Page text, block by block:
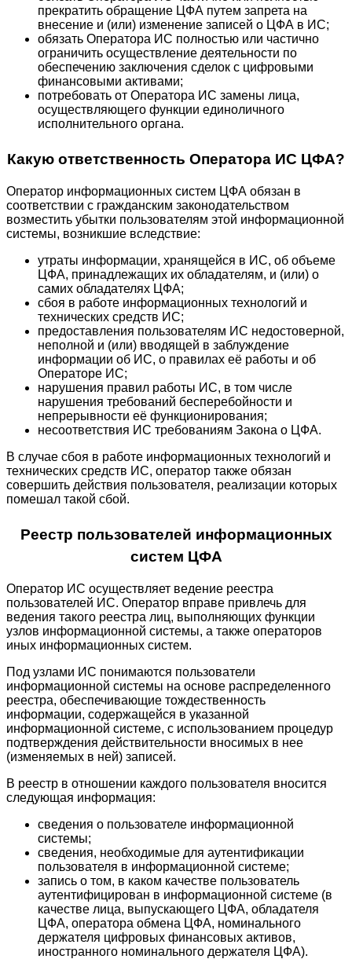
прекратить обращение ЦФА путем запрета на
внесение и (или) изменение записей о ЦФА в ИС;
обязать Оператора ИС полностью или частично
ограничить осуществление деятельности по
обеспечению заключения сделок с цифровыми
финансовыми активами;
потребовать от Оператора ИС замены лица,
осуществляющего функции единоличного
исполнительного органа.
Какую ответственность Оператора ИС ЦФА?
Оператор информационных систем ЦФА обязан в
соответствии с гражданским законодательством
возместить убытки пользователям этой информационной
системы, возникшие вследствие:
утраты информации, хранящейся в ИС, об объеме
ЦФА, принадлежащих их обладателям, и (или) о
самих обладателях ЦФА;
сбоя в работе информационных технологий и
технических средств ИС;
предоставления пользователям ИС недостоверной,
неполной и (или) вводящей в заблуждение
информации об ИС, о правилах её работы и об
Операторе ИС;
нарушения правил работы ИС, в том числе
нарушения требований бесперебойности и
непрерывности её функционирования;
несоответствия ИС требованиям Закона о ЦФА.
В случае сбоя в работе информационных технологий и
технических средств ИС, оператор также обязан
совершить действия пользователя, реализации которых
помешал такой сбой.
Реестр пользователей информационных
систем ЦФА
Оператор ИС осуществляет ведение реестра
пользователей ИС. Оператор вправе привлечь для
ведения такого реестра лиц, выполняющих функции
узлов информационной системы, а также операторов
иных информационных систем.
Под узлами ИС понимаются пользователи
информационной системы на основе распределенного
реестра, обеспечивающие тождественность
информации, содержащейся в указанной
информационной системе, с использованием процедур
подтверждения действительности вносимых в нее
(изменяемых в ней) записей.
В реестр в отношении каждого пользователя вносится
следующая информация:
сведения о пользователе информационной
системы;
сведения, необходимые для аутентификации
пользователя в информационной системе;
запись о том, в каком качестве пользователь
аутентифицирован в информационной системе (в
качестве лица, выпускающего ЦФА, обладателя
ЦФА, оператора обмена ЦФА, номинального
держателя цифровых финансовых активов,
иностранного номинального держателя ЦФА).